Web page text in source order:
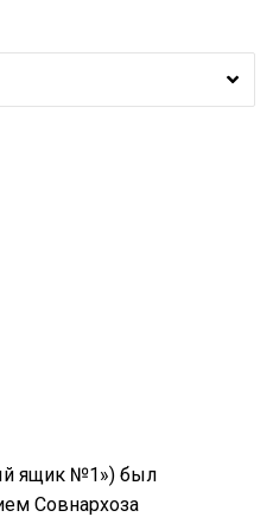
ящик №1») был
Совнархоза